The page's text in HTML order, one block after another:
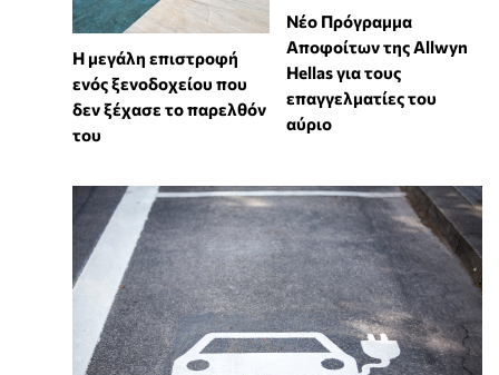
Η μεγάλη επιστροφή
ενός ξενοδοχείου που
δεν ξέχασε το παρελθόν
του
Νέο Πρόγραμμα
Αποφοίτων της Allwyn
Hellas για τους
επαγγελματίες του
αύριο